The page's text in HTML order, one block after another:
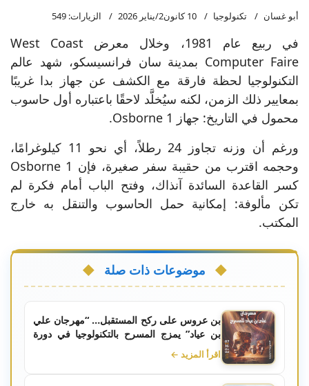
أبو غسان تكنولوجيا 10 كانون2/يناير 2026 الزيارات: 549
في ربيع عام 1981، وخلال معرض West Coast
Computer Faire بمدينة سان فرانسيسكو، شهد عالم
التكنولوجيا لحظة فارقة مع الكشف عن جهاز بدا غريبًا
بمعايير ذلك الزمن، لكنه سيُخلَّد لاحقًا باعتباره أول حاسوب
محمول في التاريخ: جهاز Osborne 1.
ورغم أن وزنه تجاوز 24 رطلاً، أي نحو 11 كيلوغرامًا،
وحجمه اقترب من حقيبة سفر صغيرة، فإن Osborne 1
كسر القاعدة السائدة آنذاك، وفتح الباب أمام فكرة لم
تكن مألوفة: إمكانية حمل الحاسوب والتنقل به خارج
المكتب.
موضوعات ذات صلة
بن عروس على ركح المستقبل… “مهرجان علي
بن عياد” يمزج المسرح بالتكنولوجيا في دورة
استثنائية!
اقرأ المزيد ←